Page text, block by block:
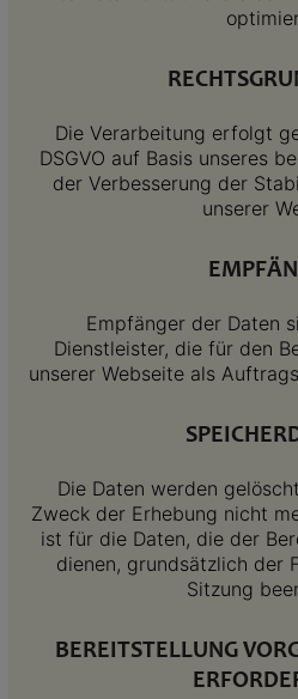
Die Verarbeitung erfolgt
DSGVO auf Basis unseres
der Verbesserung der
unserer
Empfänger der Daten
Dienstleister, die für den
unserer Webseite als
Die Daten werden
Zweck der Erhebung nicht
ist für die Daten, die der
dienen, grundsätzlich der
Sitzung
BEREITSTELLUNG